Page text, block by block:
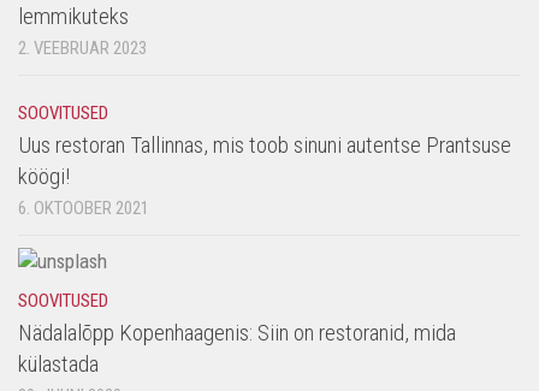
lemmikuteks
2. VEEBRUAR 2023
SOOVITUSED
Uus restoran Tallinnas, mis toob sinuni autentse Prantsuse
köögi!
6. OKTOOBER 2021
SOOVITUSED
Nädalalõpp Kopenhaagenis: Siin on restoranid, mida
külastada